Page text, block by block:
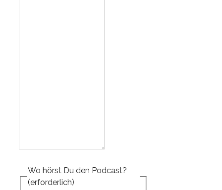
Wo hörst Du den Podcast?
(erforderlich)